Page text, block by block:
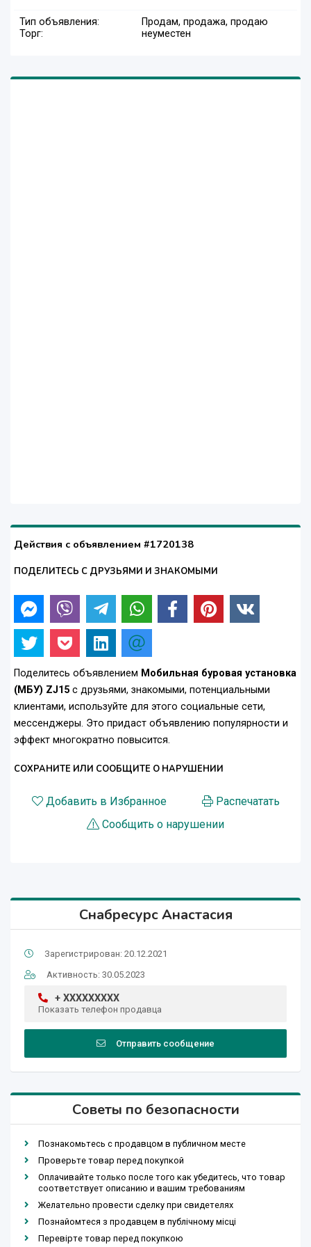
Тип объявления:
Продам, продажа, продаю
Торг:
неуместен
Действия с объявлением #1720138
ПОДЕЛИТЕСЬ С ДРУЗЬЯМИ И ЗНАКОМЫМИ
Поделитесь объявлением Мобильная буровая установка
(МБУ) ZJ15 с друзьями, знакомыми, потенциальными
клиентами, используйте для этого социальные сети,
мессенджеры. Это придаст объявлению популярности и
эффект многократно повысится.
СОХРАНИТЕ ИЛИ СООБЩИТЕ О НАРУШЕНИИ
Добавить в Избранное
Распечатать
Сообщить о нарушении
Снабресурс Анастасия
Зарегистрирован: 20.12.2021
Активность: 30.05.2023
+ XXXXXXXXX
Показать телефон продавца
Отправить сообщение
Советы по безопасности
Познакомьтесь с продавцом в публичном месте
Проверьте товар перед покупкой
Оплачивайте только после того как убедитесь, что товар
соответствует описанию и вашим требованиям
Желательно провести сделку при свидетелях
Познайомтеся з продавцем в публічному місці
Перевірте товар перед покупкою